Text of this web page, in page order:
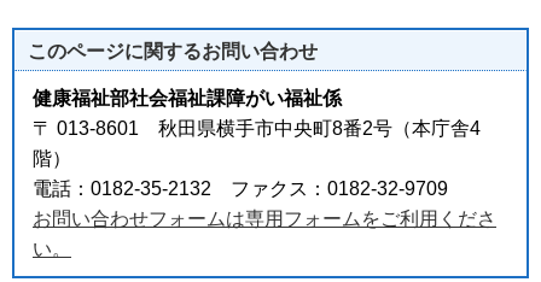
このページに関するお問い合わせ
健康福祉部社会福祉課障がい福祉係
〒 013-8601 秋田県横手市中央町8番2号（本庁舎4
階）
電話：0182-35-2132 ファクス：0182-32-9709
お問い合わせフォームは専用フォームをご利用くださ
い。